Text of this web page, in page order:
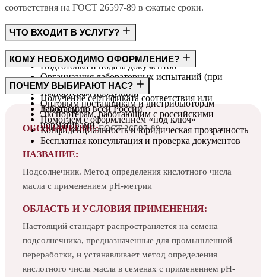
соответствия на ГОСТ 26597-89 в сжатые сроки.
ЧТО ВХОДИТ В УСЛУГУ?
Консультация по требованиям ГОСТ
Подготовка и подача документов
Организация лабораторных испытаний (при
необходимости)
Получение сертификата соответствия или
декларации
КОМУ НЕОБХОДИМО ОФОРМЛЕНИЕ?
Производителям
Импортёрам продукции
Оптовым поставщикам и дистрибьюторам
Экспортёрам, работающим с российскими
нормативами
ПОЧЕМУ ВЫБИРАЮТ НАС?
Работаем по всей России
Помогаем с оформлением «под ключ»
Конфиденциальность и юридическая прозрачность
Бесплатная консультация и проверка документов
ОБОЗНАЧЕНИЕ:ГОСТ 26597-89
НАЗВАНИЕ:
Подсолнечник. Метод определения кислотного числа
масла с применением pН-метрии
ОБЛАСТЬ И УСЛОВИЯ ПРИМЕНЕНИЯ:
Настоящий стандарт распространяется на семена
подсолнечника, предназначенные для промышленной
переработки, и устанавливает метод определения
кислотного числа масла в семенах с применением рН-